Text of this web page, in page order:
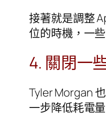
接著就是調整
位的時機，一
4. 關閉一
Tyler Morgan
一步降低耗電量